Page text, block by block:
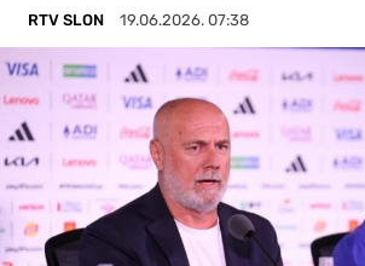
RTV SLON 19.06.2026. 07:38